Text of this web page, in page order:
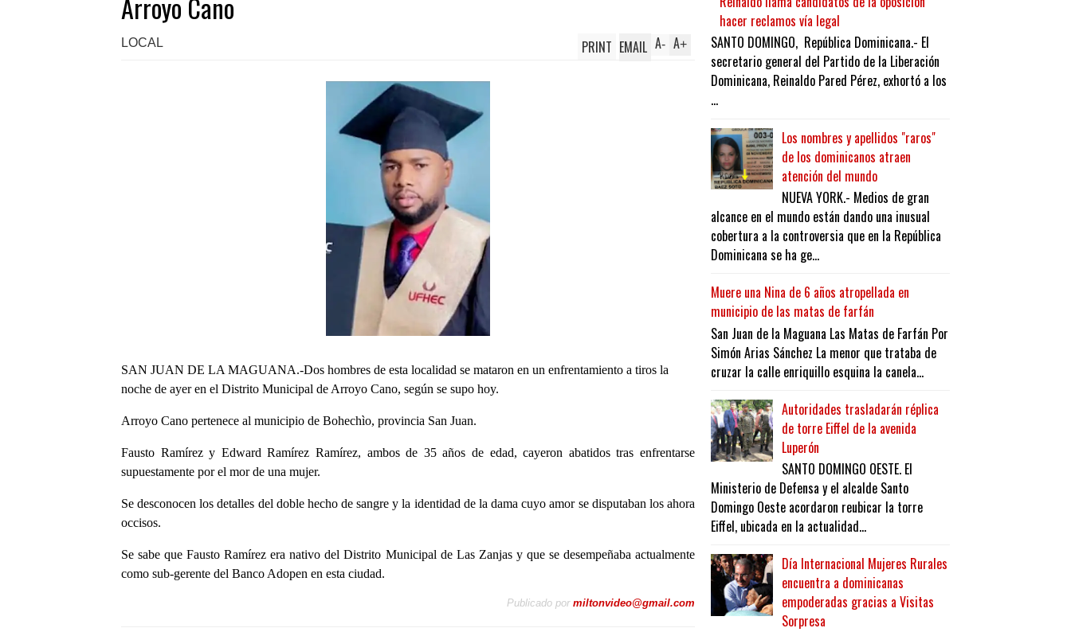
Arroyo Cano
LOCAL A+
A-
PRINT EMAIL
SAN JUAN DE LA MAGUANA.-Dos hombres de esta localidad se mataron en un enfrentamiento a tiros la
noche de ayer en el Distrito Municipal de Arroyo Cano, según se supo hoy.
Arroyo Cano pertenece al municipio de Bohechìo, provincia San Juan.
Fausto Ramírez y Edward Ramírez Ramírez, ambos de 35 años de edad, cayeron abatidos tras enfrentarse
supuestamente por el mor de una mujer.
Se desconocen los detalles del doble hecho de sangre y la identidad de la dama cuyo amor se disputaban los ahora
occisos.
Se sabe que Fausto Ramírez era nativo del Distrito Municipal de Las Zanjas y que se desempeñaba actualmente
como sub-gerente del Banco Adopen en esta ciudad.
Publicado por miltonvideo@gmail.com
hacer reclamos vía legal
SANTO DOMINGO, República Dominicana.- El
secretario general del Partido de la Liberación
Dominicana, Reinaldo Pared Pérez, exhortó a los
...
Los nombres y apellidos "raros"
de los dominicanos atraen
atención del mundo
NUEVA YORK.- Medios de gran
alcance en el mundo están dando una inusual
cobertura a la controversia que en la República
Dominicana se ha ge...
Muere una Nina de 6 años atropellada en
municipio de las matas de farfán
San Juan de la Maguana Las Matas de Farfán Por
Simón Arias Sánchez La menor que trataba de
cruzar la calle enriquillo esquina la canela...
Autoridades trasladarán réplica
de torre Eiffel de la avenida
Luperón
SANTO DOMINGO OESTE. El
Ministerio de Defensa y el alcalde Santo
Domingo Oeste acordaron reubicar la torre
Eiffel, ubicada en la actualidad...
Día Internacional Mujeres Rurales
encuentra a dominicanas
empoderadas gracias a Visitas
Sorpresa